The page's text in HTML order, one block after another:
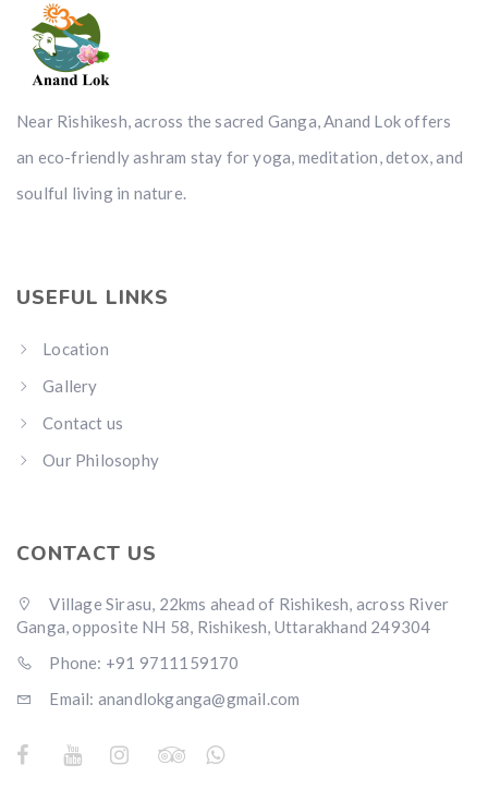
Near Rishikesh, across the sacred Ganga, Anand Lok offers
an eco-friendly ashram stay for yoga, meditation, detox, and
soulful living in nature.
USEFUL LINKS
Location
Gallery
Contact us
Our Philosophy
CONTACT US
Village Sirasu, 22kms ahead of Rishikesh, across River
Ganga, opposite NH 58, Rishikesh, Uttarakhand 249304
Phone: +91 9711159170
Email: anandlokganga@gmail.com